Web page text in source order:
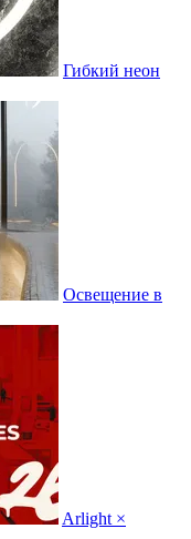
Гибкий неон
Освещение в
Arlight ×